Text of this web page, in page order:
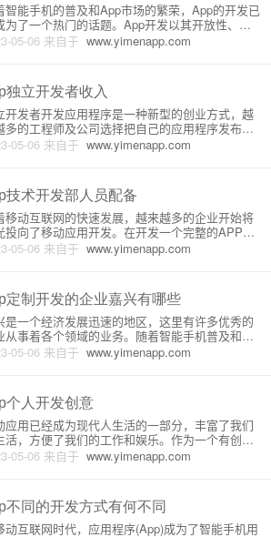
05-06 来自于 www.yimenapp.com
智能手机的普及和App市场的繁荣，App的开发已
为了一个热门的话题。App开发以其开放性、多
和创新性受到了越来越多人的关注，成为了一个
化的领域。App开发是一个基于特定平台的软件
。其中需求分
独立开发者收入
05-06 来自于 www.yimenapp.com
开发者开发应用程序是一种新型的创业方式，越
多的工程师及公司选择把自己的应用程序发布到
商店上，希望能够由此赚取一定的商业利益。那
独立开发者如何赚取钱呢？本文就详细介绍一下
开发者获得收入的主
技术开发部人员配备
05-06 来自于 www.yimenapp.com
移动互联网的快速发展，越来越多的企业开始将
投向了移动应用开发。在开发一个完整的APP过
，开发者们需要具备一定的技能和专业知识，企
要为开发部门配置合适的人员。下面我将从以下
一、基本职位1
定制开发的企业嘉兴有哪些
05-06 来自于 www.yimenapp.com
是一个经济发展迅速的地区，这里有许多优秀的
从事着各个领域的业务。随着智能手机普及和移
联网的发展，越来越多的企业开始关注移动应用
。在这篇文章中，我将为大家介绍在嘉兴有哪些
术有限公司嘉兴世纪
个人开发创意
05-06 来自于 www.yimenapp.com
应用已经成为现代人生活的一部分，丰富了我们
活，方便了我们的工作和娱乐。作为一个有创意
人开发者，你可以通过打造自己的应用，向世界
你的才华和创意。本文将介绍一些app个人开发创
生活助手应用的目
不同的开发方式有何不同
动互联网时代，应用程序(App)成为了智能手机用